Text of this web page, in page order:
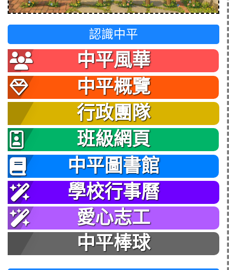
認識中平
中平風華
中平概覽
行政團隊
班級網頁
中平圖書館
學校行事曆
愛心志工
中平棒球